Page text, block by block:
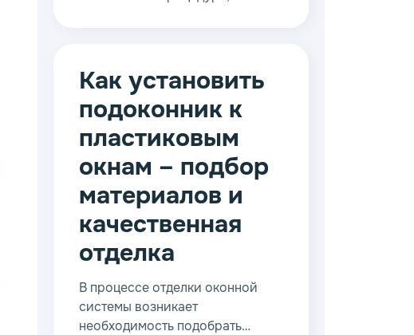
профессионалов выполнить все
можно намного проще и
быстрее.
Как установить
подоконник к
пластиковым
окнам – подбор
материалов и
качественная
отделка
В процессе отделки оконной
системы возникает
необходимость подобрать